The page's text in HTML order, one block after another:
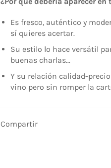
Es fresco, auténtico y
sí quieres acertar.
Su estilo lo hace versátil
buenas charlas…
Y su relación calidad-
vino pero sin romper la
Compartir